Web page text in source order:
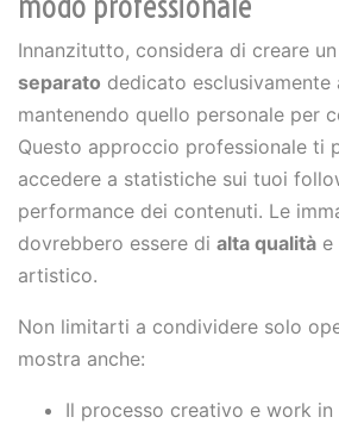
Innanzitutto, considera di creare un
separato dedicato esclusivamente
mantenendo quello personale per
Questo approccio professionale ti
accedere a statistiche sui tuoi
performance dei contenuti. Le
dovrebbero essere di alta qualità
artistico.
Non limitarti a condividere solo
mostra anche:
Il processo creativo e work in